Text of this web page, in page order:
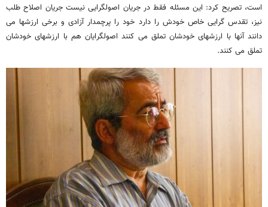
است، تصریح کرد: این مسئله فقط در جریان اصولگرایی نیست جریان اصلاح طلب
نیز، تقدس گرایی خاص خودش را دارد خود را پرچمدار آزادی و برخی ارزشها می
دانند آنها با ارزشهای خودشان تملق می کنند اصولگرایان هم با ارزشهای خودشان
تملق می کنند.